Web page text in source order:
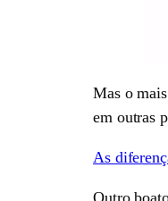
Mas o
em outras
As
Outro